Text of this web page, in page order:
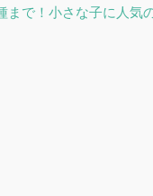
まで！小さな子に人気